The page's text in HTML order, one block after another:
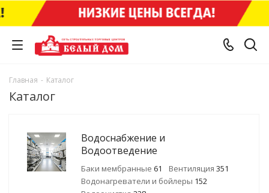
Главная - Каталог
Каталог
Водоснабжение и
Водоотведение
Баки мембранные 61 Вентиляция 351
Водонагреватели и бойлеры 152